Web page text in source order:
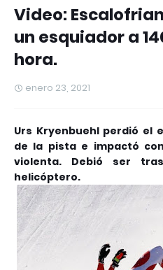
Video:
un esquiador a
hora.
enero 23, 2021
Urs Kryenbuehl perdió el
de la pista e impactó
violenta. Debió ser
helicóptero.